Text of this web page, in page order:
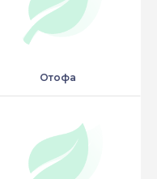
Отофа